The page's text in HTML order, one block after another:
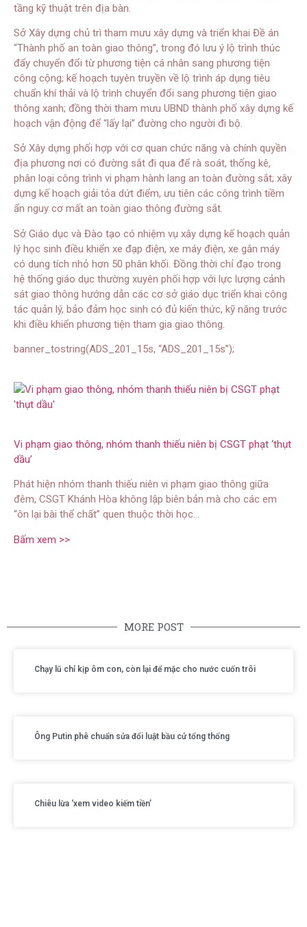
tầng kỹ thuật trên địa bàn.
Sở Xây dựng chủ trì tham mưu xây dựng và triển khai Đề án
“Thành phố an toàn giao thông”, trong đó lưu ý lộ trình thúc
đẩy chuyển đổi từ phương tiện cá nhân sang phương tiện
công cộng; kế hoạch tuyên truyền về lộ trình áp dụng tiêu
chuẩn khí thải và lộ trình chuyển đổi sang phương tiện giao
thông xanh; đồng thời tham mưu UBND thành phố xây dựng kế
hoạch vận động để “lấy lại” đường cho người đi bộ.
Sở Xây dựng phối hợp với cơ quan chức năng và chính quyền
địa phương nơi có đường sắt đi qua để rà soát, thống kê,
phân loại công trình vi phạm hành lang an toàn đường sắt; xây
dựng kế hoạch giải tỏa dứt điểm, ưu tiên các công trình tiềm
ẩn nguy cơ mất an toàn giao thông đường sắt.
Sở Giáo dục và Đào tạo có nhiệm vụ xây dựng kế hoạch quản
lý học sinh điều khiển xe đạp điện, xe máy điện, xe gắn máy
có dung tích nhỏ hơn 50 phân khối. Đồng thời chỉ đạo trong
hệ thống giáo dục thường xuyên phối hợp với lực lượng cảnh
sát giao thông hướng dẫn các cơ sở giáo dục triển khai công
tác quản lý, bảo đảm học sinh có đủ kiến thức, kỹ năng trước
khi điều khiển phương tiện tham gia giao thông.
banner_tostring(ADS_201_15s, “ADS_201_15s”);
Vi phạm giao thông, nhóm thanh thiếu niên bị CSGT phạt ‘thụt
dầu’
Phát hiện nhóm thanh thiếu niên vi phạm giao thông giữa
đêm, CSGT Khánh Hòa không lập biên bản mà cho các em
“ôn lại bài thể chất” quen thuộc thời học…
Bấm xem >>
MORE POST
Chạy lũ chỉ kịp ôm con, còn lại để mặc cho nước cuốn trôi
Ông Putin phê chuẩn sửa đổi luật bầu cử tổng thống
Chiêu lừa ‘xem video kiếm tiền’